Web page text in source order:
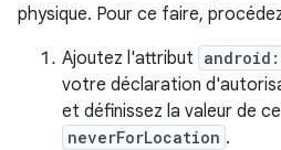
physique. Pour ce faire,
Ajoutez l'attribut
votre déclaration
et définissez la valeur de
neverForLocation .